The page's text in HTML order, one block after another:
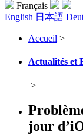
Français
English 日本語
Accueil >
Actualités et
>
jour